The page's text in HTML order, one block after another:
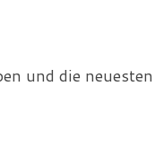
und die